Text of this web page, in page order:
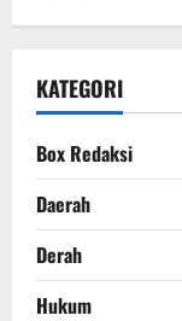
KATEGORI
Box Redaksi
Daerah
Derah
Hukum